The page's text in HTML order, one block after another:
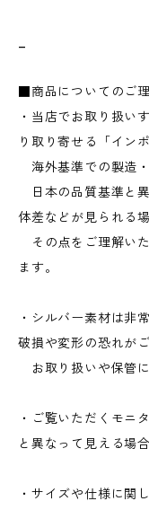
■商品についてのご
・当店でお取り扱い
り取り寄せる「イン
海外基準での製造
日本の品質基準と
体差などが見られる
その点をご理解い
ます。
・シルバー素材は非
破損や変形の恐れが
お取り扱いや保管
・ご覧いただくモニ
と異なって見える場
・サイズや仕様に関